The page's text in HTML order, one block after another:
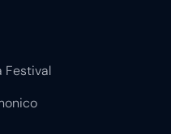
Festival